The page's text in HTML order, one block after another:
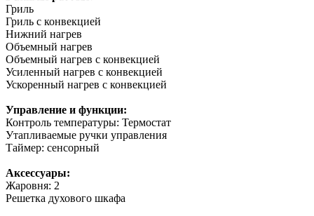
Гриль
Гриль с конвекцией
Нижний нагрев
Объемный нагрев
Объемный нагрев с конвекцией
Усиленный нагрев с конвекцией
Ускоренный нагрев с конвекцией
Управление и функции:
Контроль температуры: Термостат
Утапливаемые ручки управления
Таймер: сенсорный
Аксессуары:
Жаровня: 2
Решетка духового шкафа